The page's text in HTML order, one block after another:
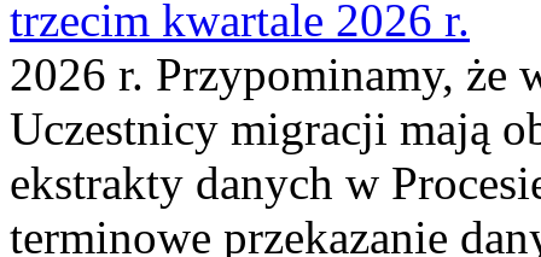
trzecim kwartale 2026 r.
2026 r. Przypominamy, że
Uczestnicy migracji mają
ekstrakty danych w
terminowe przekazanie